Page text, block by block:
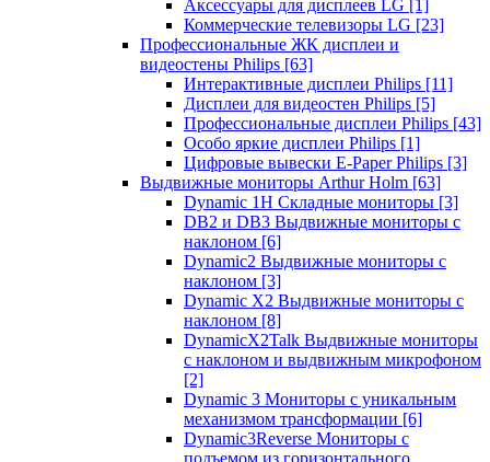
Аксессуары для дисплеев LG [1]
Коммерческие телевизоры LG [23]
Профессиональные ЖК дисплеи и
видеостены Philips [63]
Интерактивные дисплеи Philips [11]
Дисплеи для видеостен Philips [5]
Профессиональные дисплеи Philips [43]
Особо яркие дисплеи Philips [1]
Цифровые вывески E-Paper Philips [3]
Выдвижные мониторы Arthur Holm [63]
Dynamic 1Н Складные мониторы [3]
DB2 и DB3 Выдвижные мониторы с
наклоном [6]
Dynamic2 Выдвижные мониторы с
наклоном [3]
Dynamic X2 Выдвижные мониторы с
наклоном [8]
DynamicX2Talk Выдвижные мониторы
с наклоном и выдвижным микрофоном
[2]
Dynamic 3 Мониторы с уникальным
механизмом трансформации [6]
Dynamic3Reverse Мониторы с
подъемом из горизонтального